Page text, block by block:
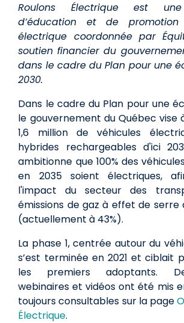
Roulons Électrique est
d’éducation et de
électrique coordonnée par
soutien financier du
dans le cadre du Plan pour une
2030.
Dans le cadre du Plan pour une
le gouvernement du Québec vise
1,6 million de véhicules
hybrides rechargeables d'ici
ambitionne que 100% des
en 2035 soient électriques,
l'impact du secteur des
émissions de gaz à effet de serre
(actuellement à 43%).
La phase 1, centrée autour du
s’est terminée en 2021 et ciblait
les premiers adoptants.
webinaires et vidéos ont été mis
toujours consultables sur la page
Électrique.